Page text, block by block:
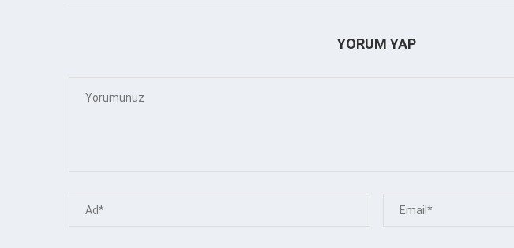
YORUM YAP